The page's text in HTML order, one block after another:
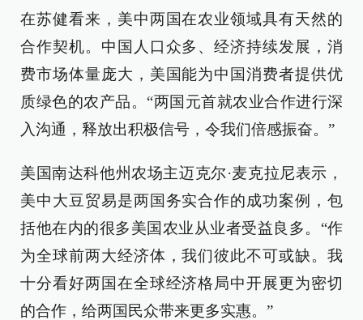
在苏健看来，美中两国在农业领域具有天然的
合作契机。中国人口众多、经济持续发展，消
费市场体量庞大，美国能为中国消费者提供优
质绿色的农产品。“两国元首就农业合作进行深
入沟通，释放出积极信号，令我们倍感振奋。”
美国南达科他州农场主迈克尔·麦克拉尼表示，
美中大豆贸易是两国务实合作的成功案例，包
括他在内的很多美国农业从业者受益良多。“作
为全球前两大经济体，我们彼此不可或缺。我
十分看好两国在全球经济格局中开展更为密切
的合作，给两国民众带来更多实惠。”